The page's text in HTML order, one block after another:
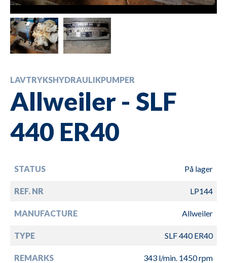
LAVTRYKSHYDRAULIKPUMPER
Allweiler - SLF
440 ER40
STATUS På lager
REF. NR LP144
MANUFACTURE Allweiler
TYPE SLF 440 ER40
REMARKS 343 l/min. 1450 rpm